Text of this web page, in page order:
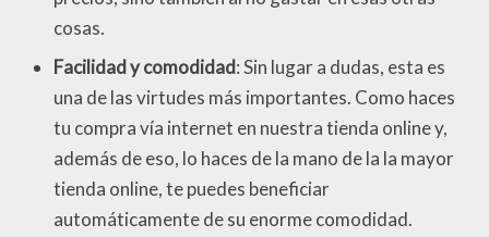
cosas.
Facilidad y comodidad: Sin lugar a dudas, esta es
una de las virtudes más importantes. Como haces
tu compra vía internet en nuestra tienda online y,
además de eso, lo haces de la mano de la la mayor
tienda online, te puedes beneficiar
automáticamente de su enorme comodidad.